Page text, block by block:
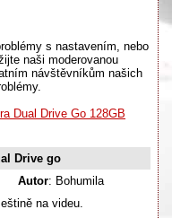
s nastavením, nebo
naši moderovanou
návštěvníkům našich
Dual Drive Go 128GB
Drive go
Autor: Bohumila
na videu.